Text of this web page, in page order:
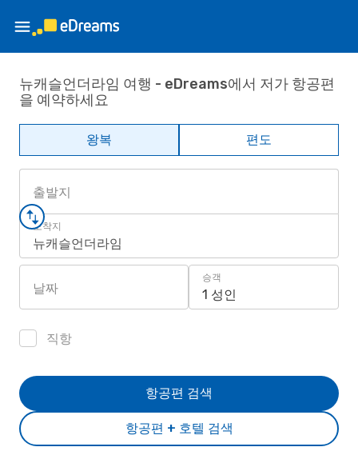
뉴캐슬언더라임 여행 - eDreams에서 저가 항공편
을 예약하세요
왕복 편도
출발지
도착지
뉴캐슬언더라임
날짜
승객
1 성인
직항
항공편 + 호텔 검색
항공편 검색